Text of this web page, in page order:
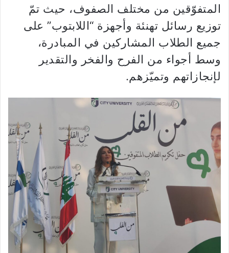
المتفوّقين من مختلف الصفوف، حيث تمّ
توزيع رسائل تهنئة وأجهزة “اللابتوب” على
جميع الطلاب المشاركين في المبادرة،
وسط أجواء من الفرح والفخر والتقدير
لإنجازاتهم وتميّزهم.